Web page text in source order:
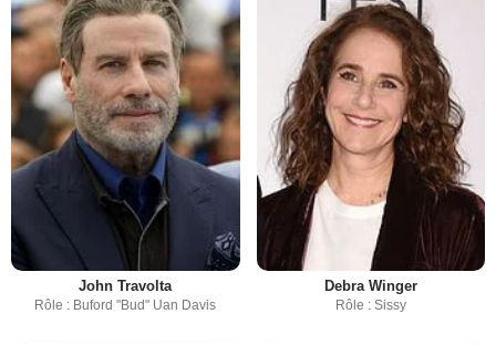
John Travolta
Rôle : Buford "Bud" Uan Davis
Debra Winger
Rôle : Sissy